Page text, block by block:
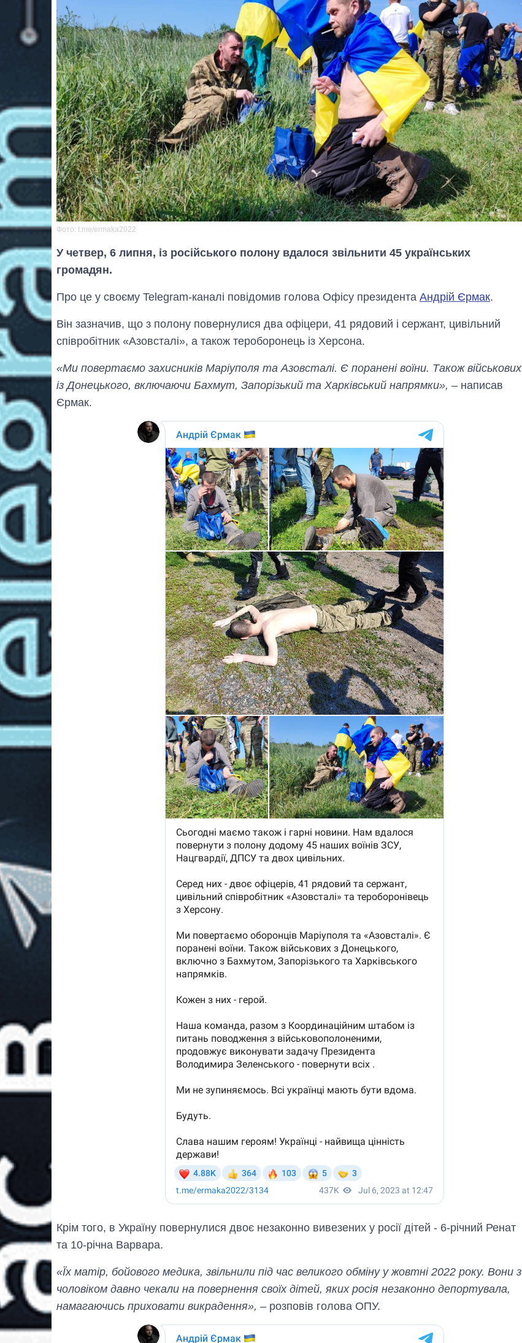
Фото: t.me/ermaka2022
У четвер, 6 липня, із російського полону вдалося звільнити 45 українських
громадян.
Про це у своєму Telegram-каналі повідомив голова Офісу президента Андрій Єрмак.
Він зазначив, що з полону повернулися два офіцери, 41 рядовий і сержант, цивільний
співробітник «Азовсталі», а також тероборонець із Херсона.
«Ми повертаємо захисників Маріуполя та Азовсталі. Є поранені воїни. Також військових
із Донецького, включаючи Бахмут, Запорізький та Харківський напрямки», – написав
Єрмак.
Крім того, в Україну повернулися двоє незаконно вивезених у росії дітей - 6-річний Ренат
та 10-річна Варвара.
«Їх матір, бойового медика, звільнили під час великого обміну у жовтні 2022 року. Вони з
чоловіком давно чекали на повернення своїх дітей, яких росія незаконно депортувала,
намагаючись приховати викрадення», – розповів голова ОПУ.